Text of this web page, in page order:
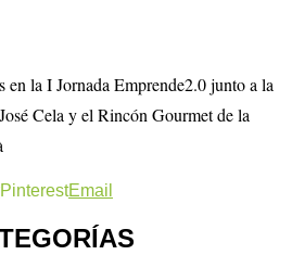
en la I Jornada Emprende2.0 junto a la
Cela y el Rincón Gourmet de la
PinterestEmail